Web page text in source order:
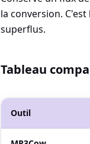
la conversion.
superflus.
Tableau
Outil